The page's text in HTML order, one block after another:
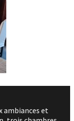
ambiances et